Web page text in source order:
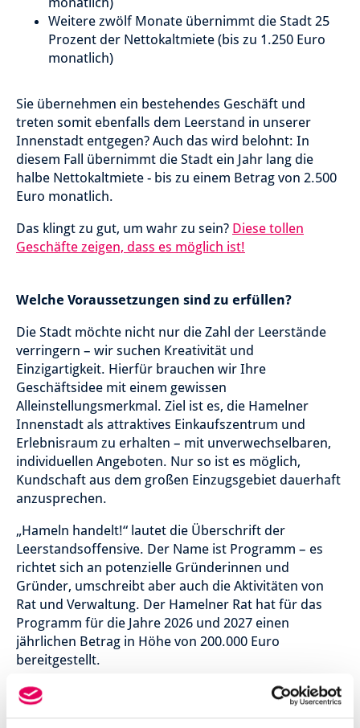
Weitere zwölf Monate übernimmt die Stadt 25
Prozent der Nettokaltmiete (bis zu 1.250 Euro
monatlich)
Sie übernehmen ein bestehendes Geschäft und
treten somit ebenfalls dem Leerstand in unserer
Innenstadt entgegen? Auch das wird belohnt: In
diesem Fall übernimmt die Stadt ein Jahr lang die
halbe Nettokaltmiete - bis zu einem Betrag von 2.500
Euro monatlich.
Das klingt zu gut, um wahr zu sein? Diese tollen
Geschäfte zeigen, dass es möglich ist!
Welche Voraussetzungen sind zu erfüllen?
Die Stadt möchte nicht nur die Zahl der Leerstände
verringern – wir suchen Kreativität und
Einzigartigkeit. Hierfür brauchen wir Ihre
Geschäftsidee mit einem gewissen
Alleinstellungsmerkmal. Ziel ist es, die Hamelner
Innenstadt als attraktives Einkaufszentrum und
Erlebnisraum zu erhalten – mit unverwechselbaren,
individuellen Angeboten. Nur so ist es möglich,
Kundschaft aus dem großen Einzugsgebiet dauerhaft
anzusprechen.
„Hameln handelt!“ lautet die Überschrift der
Leerstandsoffensive. Der Name ist Programm – es
richtet sich an potenzielle Gründerinnen und
Gründer, umschreibt aber auch die Aktivitäten von
Rat und Verwaltung. Der Hamelner Rat hat für das
Programm für die Jahre 2026 und 2027 einen
jährlichen Betrag in Höhe von 200.000 Euro
bereitgestellt.